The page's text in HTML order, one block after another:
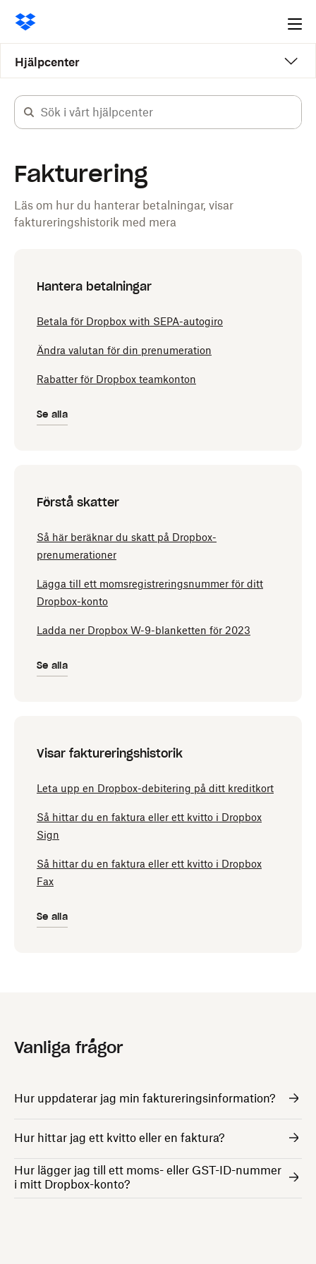
Hjälpcenter
Fakturering
Läs om hur du hanterar betalningar, visar
faktureringshistorik med mera
Hantera betalningar
Betala för Dropbox with SEPA-autogiro
Ändra valutan för din prenumeration
Rabatter för Dropbox teamkonton
Se alla
Förstå skatter
Så här beräknar du skatt på Dropbox-
prenumerationer
Lägga till ett momsregistreringsnummer för ditt
Dropbox-konto
Ladda ner Dropbox W-9-blanketten för 2023
Se alla
Visar faktureringshistorik
Leta upp en Dropbox-debitering på ditt kreditkort
Så hittar du en faktura eller ett kvitto i Dropbox
Sign
Så hittar du en faktura eller ett kvitto i Dropbox
Fax
Se alla
Vanliga frågor
Hur uppdaterar jag min faktureringsinformation?
Hur hittar jag ett kvitto eller en faktura?
Hur lägger jag till ett moms- eller GST-ID-nummer
i mitt Dropbox-konto?